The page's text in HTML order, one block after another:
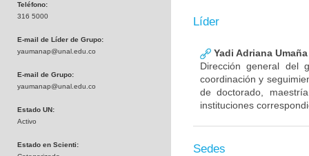
Teléfono:
316 5000
E-mail de Líder de Grupo:
yaumanap@unal.edu.co
E-mail de Grupo:
yaumanap@unal.edu.co
Estado UN:
Activo
Estado en Scienti:
Líder
Yadi Adriana
Dirección general del
coordinación y
de doctorado,
instituciones
Sedes